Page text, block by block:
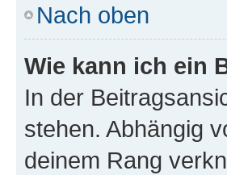
Nach oben
Wie kann ich ein
In der
stehen. Abhängig
deinem Rang